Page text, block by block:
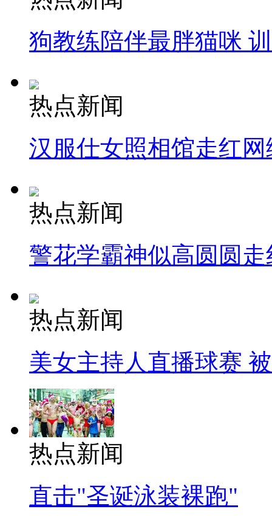
狗教练陪伴最胖猫咪
热点新闻
汉服仕女照相馆走红网
热点新闻
警花学霸神似高圆圆走
热点新闻
美女主持人直播球赛
热点新闻
直击"圣诞泳装裸跑"